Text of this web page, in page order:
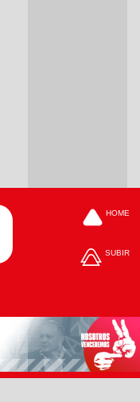
HOME
SUBIR